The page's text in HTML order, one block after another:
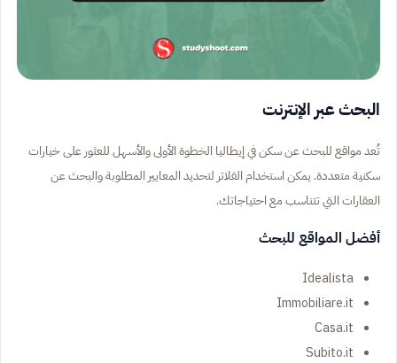
البحث عبر الإنترنت
تُعد مواقع للبحث عن سكن في إيطاليا الخطوة الأولى والأسهل للعثور على خيارات
سكنية متعددة. يمكن استخدام الفلاتر لتحديد المعايير المطلوبة والبحث عن
العقارات التي تتناسب مع احتياجاتك.
أفضل المواقع للبحث
Idealista
Immobiliare.it
Casa.it
Subito.it